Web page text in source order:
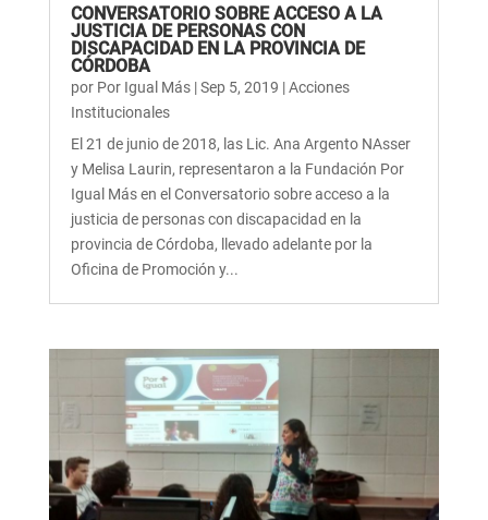
CONVERSATORIO SOBRE ACCESO A LA
JUSTICIA DE PERSONAS CON
DISCAPACIDAD EN LA PROVINCIA DE
CÓRDOBA
por Por Igual Más|Sep 5, 2019 |Acciones
Institucionales
El 21 de junio de 2018, las Lic. Ana Argento NAsser
y Melisa Laurin, representaron a la Fundación Por
Igual Más en el Conversatorio sobre acceso a la
justicia de personas con discapacidad en la
provincia de Córdoba, llevado adelante por la
Oficina de Promoción y...